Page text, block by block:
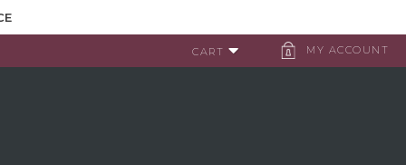
MY ACCOUNT
CART